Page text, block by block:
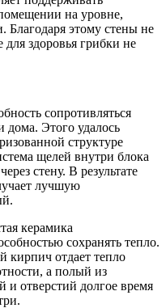
на уровне,
этому стены не
здоровья грибки не
сопротивляться
дома. Этого удалось
структуре
щелей внутри блока
стену. В результате
лучшую
керамика
сохранять тепло.
отдает тепло
а полый из
и отверстий долгое время